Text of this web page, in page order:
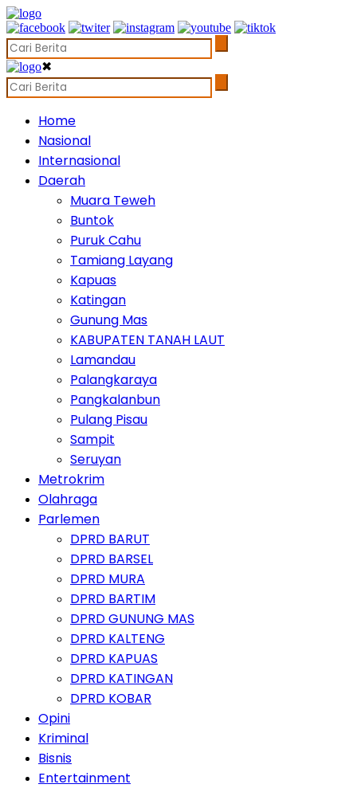
✖
Home
Nasional
Internasional
Daerah
Muara Teweh
Buntok
Puruk Cahu
Tamiang Layang
Kapuas
Katingan
Gunung Mas
KABUPATEN TANAH LAUT
Lamandau
Palangkaraya
Pangkalanbun
Pulang Pisau
Sampit
Seruyan
Metrokrim
Olahraga
Parlemen
DPRD BARUT
DPRD BARSEL
DPRD MURA
DPRD BARTIM
DPRD GUNUNG MAS
DPRD KALTENG
DPRD KAPUAS
DPRD KATINGAN
DPRD KOBAR
Opini
Kriminal
Bisnis
Entertainment